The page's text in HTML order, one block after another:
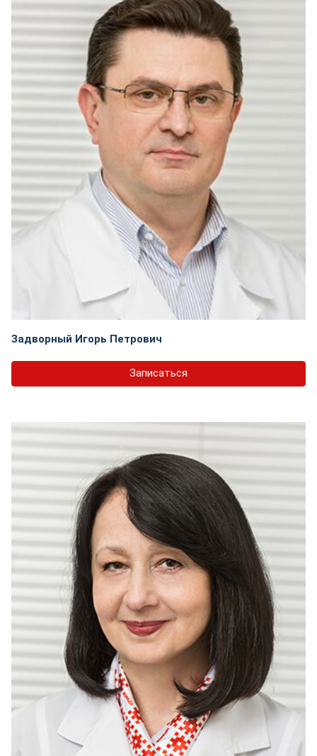
Задворный Игорь Петрович
Записаться